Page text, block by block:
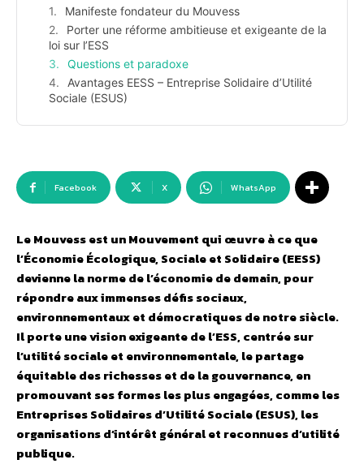
Manifeste fondateur du Mouvess
Porter une réforme ambitieuse et exigeante de la
loi sur l’ESS
Questions et paradoxe
Avantages EESS – Entreprise Solidaire d’Utilité
Sociale (ESUS)
Facebook X WhatsApp
Le Mouvess est un Mouvement qui œuvre à ce que
l’Économie Écologique, Sociale et Solidaire (EESS)
devienne la norme de l’économie de demain, pour
répondre aux immenses défis sociaux,
environnementaux et démocratiques de notre siècle.
Il porte une vision exigeante de l’ESS, centrée sur
l’utilité sociale et environnementale, le partage
équitable des richesses et de la gouvernance, en
promouvant ses formes les plus engagées, comme les
Entreprises Solidaires d’Utilité Sociale (ESUS), les
organisations d’intérêt général et reconnues d’utilité
publique.